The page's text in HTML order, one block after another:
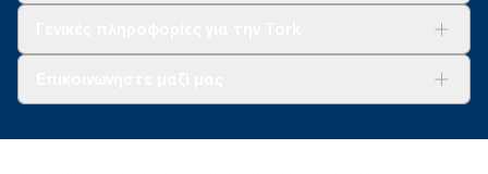
+302102705722